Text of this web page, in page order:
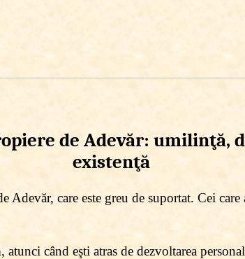
de Adevăr: umilinţă,
existenţă
Adevăr, care este greu de suportat. Cei
, atunci când eşti atras de dezvoltarea